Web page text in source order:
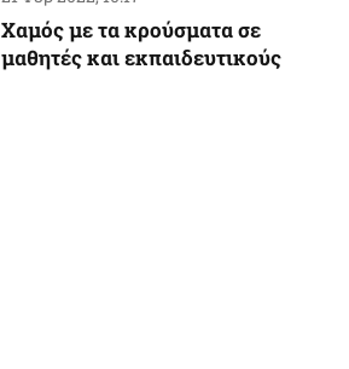
Χαμός με τα κρούσματα σε
μαθητές και εκπαιδευτικούς